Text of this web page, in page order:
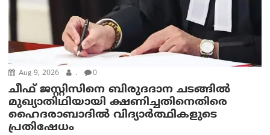
Aug 9, 2026 . 0
ചീഫ് ജസ്റ്റിസിനെ ബിരുദദാന ചടങ്ങില്‍
മുഖ്യാതിഥിയായി ക്ഷണിച്ചതിനെതിരെ
ഹൈദരാബാദില്‍ വിദ്യാർത്ഥികളുടെ
പ്രതിഷേധം